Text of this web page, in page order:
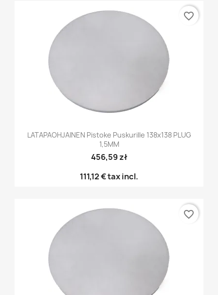
LATAPAOHJAINEN Pistoke Puskurille 138x138 PLUG
1,5MM
456,59 zł
111,12 €tax incl.
favorite_border
favorite_border